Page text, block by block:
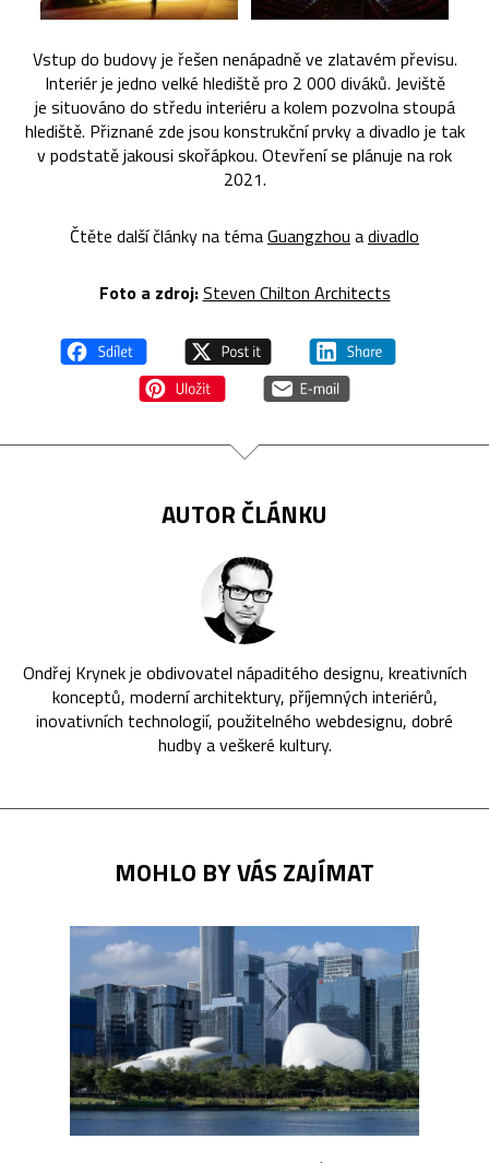
Vstup do budovy je řešen nenápadně ve zlatavém převisu.
Interiér je jedno velké hlediště pro 2 000 diváků. Jeviště
je situováno do středu interiéru a kolem pozvolna stoupá
hlediště. Přiznané zde jsou konstrukční prvky a divadlo je tak
v podstatě jakousi skořápkou. Otevření se plánuje na rok
2021.
Čtěte další články na témaGuangzhou adivadlo
Foto a zdroj:Steven Chilton Architects
AUTOR ČLÁNKU
Ondřej Krynek je obdivovatel nápaditého designu, kreativních
konceptů, moderní architektury, příjemných interiérů,
inovativních technologií, použitelného webdesignu, dobré
hudby a veškeré kultury.
MOHLO BY VÁS ZAJÍMAT